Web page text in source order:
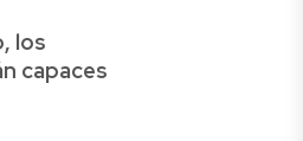
los
capaces